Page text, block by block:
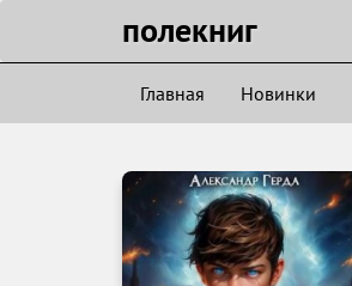
полекниг
Главная Новинки